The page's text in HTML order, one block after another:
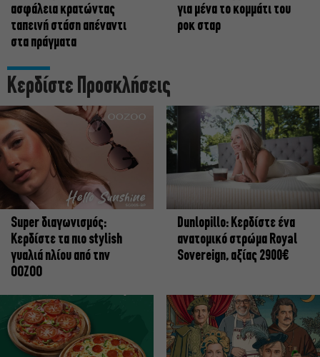
ασφάλεια κρατώντας
ταπεινή στάση απέναντι
στα πράγματα
για μένα το κομμάτι του
ροκ σταρ
Κερδίστε Προσκλήσεις
Super διαγωνισμός:
Κερδίστε τα πιο stylish
γυαλιά ηλίου από την
OOZOO
Dunlopillo: Κερδίστε ένα
ανατομικό στρώμα Royal
Sovereign, αξίας 2900€